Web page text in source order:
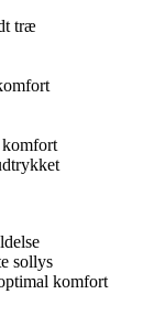
træ
komfort
sollys
komfort